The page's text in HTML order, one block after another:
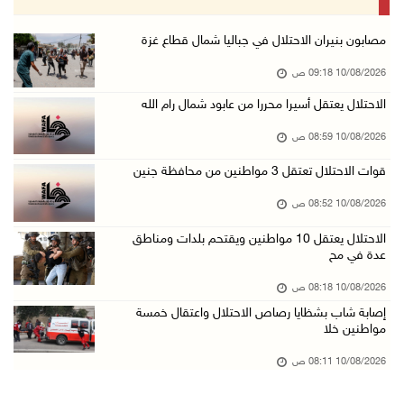
الاحتلال يواصل عدوانه على غزة والضفة.. إصابات ...
09/آب/2026 11:59 م
"نقابة الصحفيين": 108 اعتداءات بحق الصحفيين ا ...
09/آب/2026 11:02 م
الاحتلال يقتحم بلدات عتيل وزيتا وباقة الشرقية ...
09/آب/2026 10:35 م
مستعمرون إرهابيون وقوات الاحتلال يقتحمون قرية ...
09/آب/2026 10:31 م
قصف مدفعي للاحتلال وإطلاق نار كثيف شمال ووسط ...
مصابون بنيران الاحتلال في جباليا شمال قطاع غزة
10/08/2026 09:18 ص
الاحتلال يعتقل أسيرا محررا من عابود شمال رام الله
10/08/2026 08:59 ص
قوات الاحتلال تعتقل 3 مواطنين من محافظة جنين
10/08/2026 08:52 ص
الاحتلال يعتقل 10 مواطنين ويقتحم بلدات ومناطق
عدة في مح
10/08/2026 08:18 ص
إصابة شاب بشظايا رصاص الاحتلال واعتقال خمسة
مواطنين خلا
10/08/2026 08:11 ص